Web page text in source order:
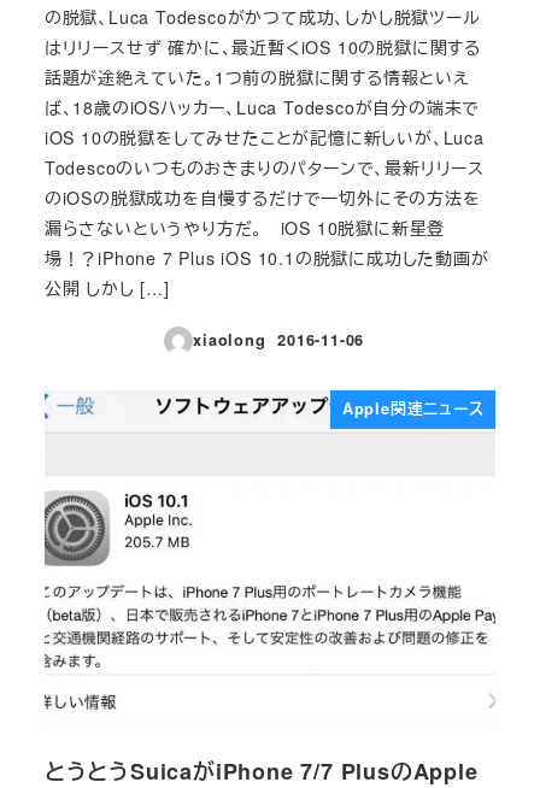
の脱獄、Luca Todescoがかつて成功、しかし脱獄ツール
はリリースせず 確かに、最近暫くiOS 10の脱獄に関する
話題が途絶えていた。1つ前の脱獄に関する情報といえ
ば、18歳のiOSハッカー、Luca Todescoが自分の端末で
iOS 10の脱獄をしてみせたことが記憶に新しいが、Luca
Todescoのいつものおきまりのパターンで、最新リリース
のiOSの脱獄成功を自慢するだけで一切外にその方法を
漏らさないというやり方だ。 iOS 10脱獄に新星登
場！？iPhone 7 Plus iOS 10.1の脱獄に成功した動画が
公開 しかし […]
xiaolong
投稿日
2016-11-06
Apple関連ニュース
とうとうSuicaがiPhone 7/7 PlusのApple